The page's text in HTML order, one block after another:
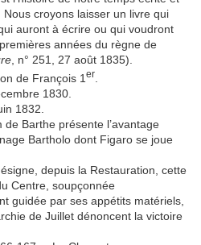
croyons laisser un livre qui
auront à écrire ou qui voudront
années du règne de
, n° 251, 27 août 1835).
de François 1 er
1830.
1832.
Barthe présente l’avantage
Bartholo dont Figaro se joue
depuis la Restauration, cette
Centre, soupçonnée
guidée par ses appétits matériels,
de Juillet dénoncent la victoire